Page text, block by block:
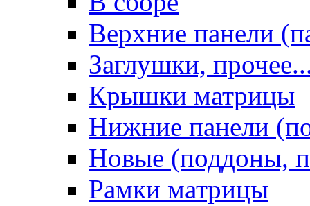
Верхние панели
Заглушки,
Крышки матрицы
Нижние панели
Новые (поддоны,
Рамки матрицы